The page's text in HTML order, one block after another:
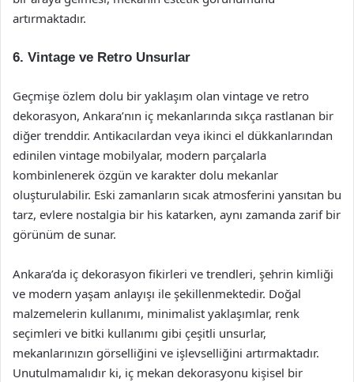
artırmaktadır.
6. Vintage ve Retro Unsurlar
Geçmişe özlem dolu bir yaklaşım olan vintage ve retro
dekorasyon, Ankara’nın iç mekanlarında sıkça rastlanan bir
diğer trenddir. Antikacılardan veya ikinci el dükkanlarından
edinilen vintage mobilyalar, modern parçalarla
kombinlenerek özgün ve karakter dolu mekanlar
oluşturulabilir. Eski zamanların sıcak atmosferini yansıtan bu
tarz, evlere nostalgia bir his katarken, aynı zamanda zarif bir
görünüm de sunar.
Ankara’da iç dekorasyon fikirleri ve trendleri, şehrin kimliği
ve modern yaşam anlayışı ile şekillenmektedir. Doğal
malzemelerin kullanımı, minimalist yaklaşımlar, renk
seçimleri ve bitki kullanımı gibi çeşitli unsurlar,
mekanlarınızın görselliğini ve işlevselliğini artırmaktadır.
Unutulmamalıdır ki, iç mekan dekorasyonu kişisel bir